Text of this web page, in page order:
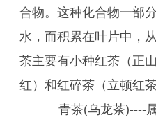
合物。这种化合物一部
水，而积累在叶片中，
茶主要有小种红茶（正
红）和红碎茶（立顿红
青茶(乌龙茶)----属